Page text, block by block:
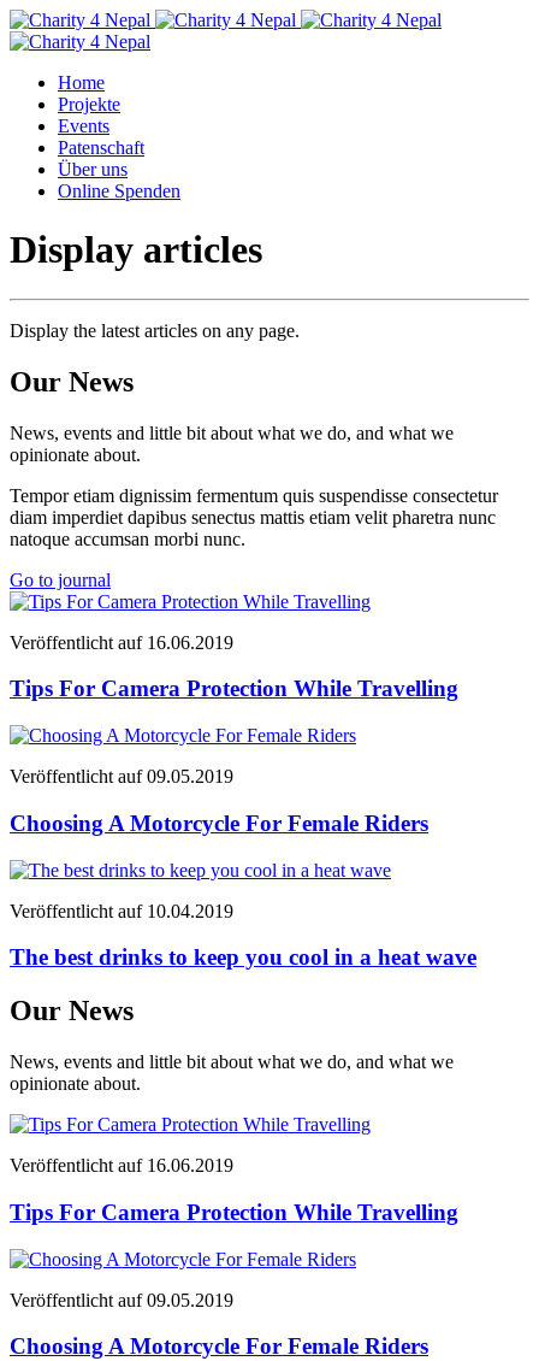
Home
Projekte
Events
Patenschaft
Über uns
Online Spenden
Display articles
Display the latest articles on any page.
Our News
News, events and little bit about what we do, and what we
opinionate about.
Tempor etiam dignissim fermentum quis suspendisse consectetur
diam imperdiet dapibus senectus mattis etiam velit pharetra nunc
natoque accumsan morbi nunc.
Go to journal
Veröffentlicht auf 16.06.2019
Tips For Camera Protection While Travelling
Veröffentlicht auf09.05.2019
Choosing A Motorcycle For Female Riders
Veröffentlicht auf 10.04.2019
The best drinks to keep you cool in a heat wave
Our News
News, events and little bit about what we do, and what we
opinionate about.
Veröffentlicht auf 16.06.2019
Tips For Camera Protection While Travelling
Veröffentlicht auf09.05.2019
Choosing A Motorcycle For Female Riders